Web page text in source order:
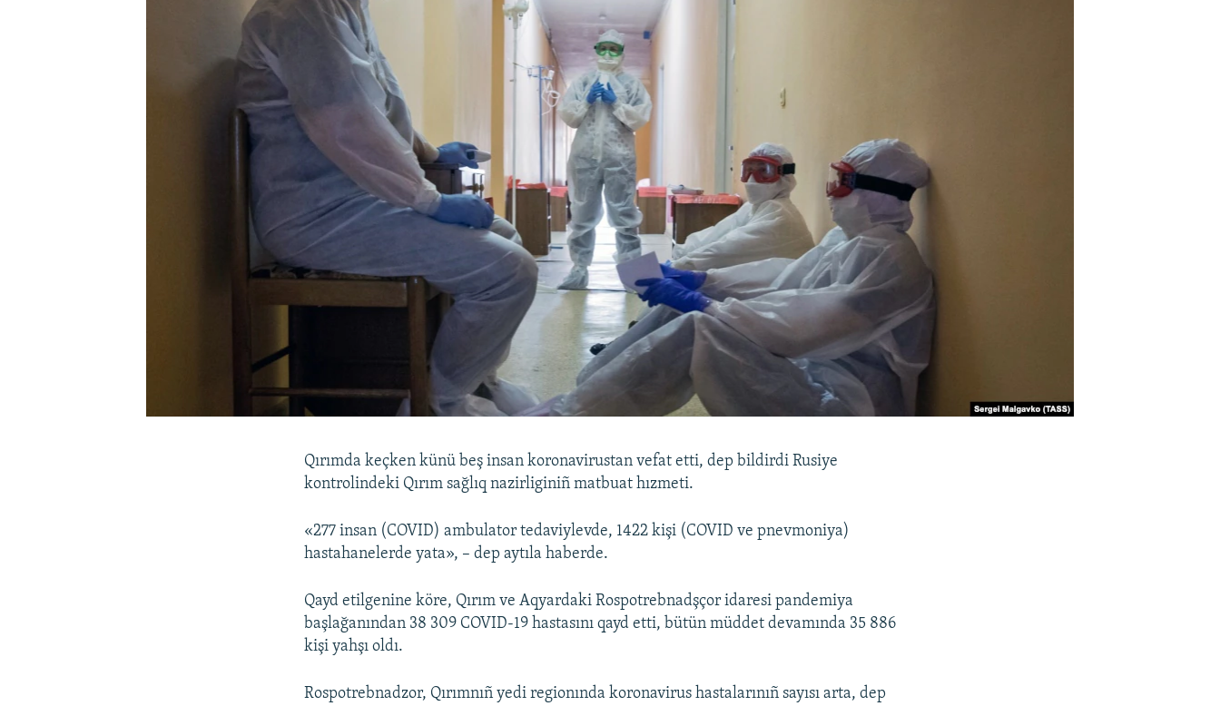
Qırımda keçken künü beş insan koronavirustan vefat etti, dep bildirdi Rusiye
kontrolindeki Qırım sağlıq nazirliginiñ matbuat hızmeti.
«277 insan (COVID) ambulator tedaviylevde, 1422 kişi (COVID ve pnevmoniya)
hastahanelerde yata», – dep aytıla haberde.
Qayd etilgenine köre, Qırım ve Aqyardaki Rospotrebnadşçor idaresi pandemiya
başlağanından 38 309 COVID-19 hastasını qayd etti, bütün müddet devamında 35 886
kişi yahşı oldı.
Rospotrebnadzor, Qırımnıñ yedi regionında koronavirus hastalarınıñ sayısı arta, dep